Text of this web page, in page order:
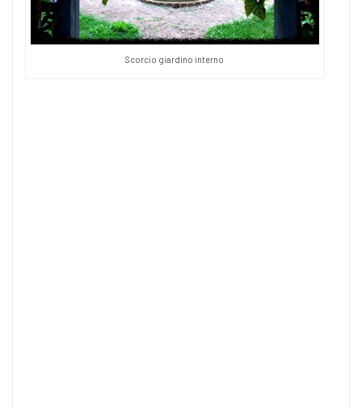
Scorcio giardino interno